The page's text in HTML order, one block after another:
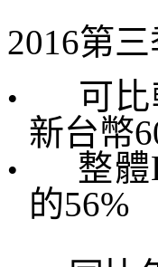
2016第
• 可
新台幣
• 整體
的56%